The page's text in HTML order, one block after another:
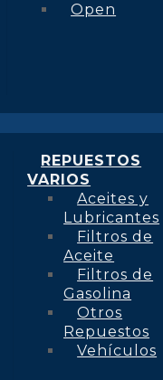
Open
REPUESTOS
VARIOS
Aceites y
Lubricantes
Filtros de
Aceite
Filtros de
Gasolina
Otros
Repuestos
Vehículos